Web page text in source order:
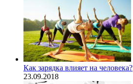
Как зарядка влияет на человека?
23.09.2018